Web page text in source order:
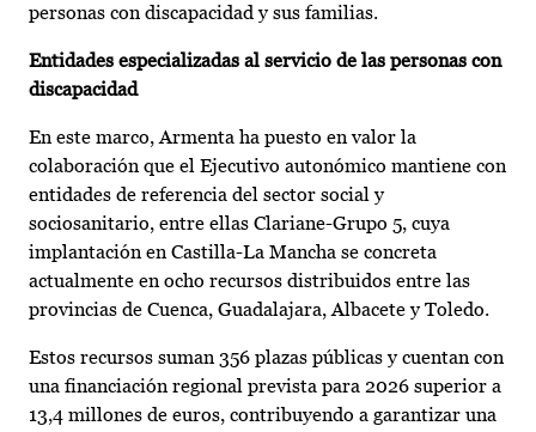
personas con discapacidad y sus familias.
Entidades especializadas al servicio de las personas con
discapacidad
En este marco, Armenta ha puesto en valor la
colaboración que el Ejecutivo autonómico mantiene con
entidades de referencia del sector social y
sociosanitario, entre ellas Clariane-Grupo 5, cuya
implantación en Castilla-La Mancha se concreta
actualmente en ocho recursos distribuidos entre las
provincias de Cuenca, Guadalajara, Albacete y Toledo.
Estos recursos suman 356 plazas públicas y cuentan con
una financiación regional prevista para 2026 superior a
13,4 millones de euros, contribuyendo a garantizar una